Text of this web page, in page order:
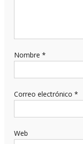
Nombre *
Correo electrónico *
Web